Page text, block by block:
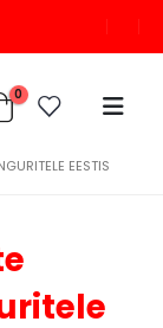
0
EESTIS